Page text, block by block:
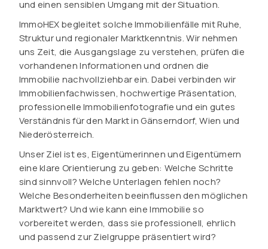
und einen sensiblen Umgang mit der Situation.
ImmoHEX begleitet solche Immobilienfälle mit Ruhe,
Struktur und regionaler Marktkenntnis. Wir nehmen
uns Zeit, die Ausgangslage zu verstehen, prüfen die
vorhandenen Informationen und ordnen die
Immobilie nachvollziehbar ein. Dabei verbinden wir
Immobilienfachwissen, hochwertige Präsentation,
professionelle Immobilienfotografie und ein gutes
Verständnis für den Markt in Gänserndorf, Wien und
Niederösterreich.
Unser Ziel ist es, Eigentümerinnen und Eigentümern
eine klare Orientierung zu geben: Welche Schritte
sind sinnvoll? Welche Unterlagen fehlen noch?
Welche Besonderheiten beeinflussen den möglichen
Marktwert? Und wie kann eine Immobilie so
vorbereitet werden, dass sie professionell, ehrlich
und passend zur Zielgruppe präsentiert wird?